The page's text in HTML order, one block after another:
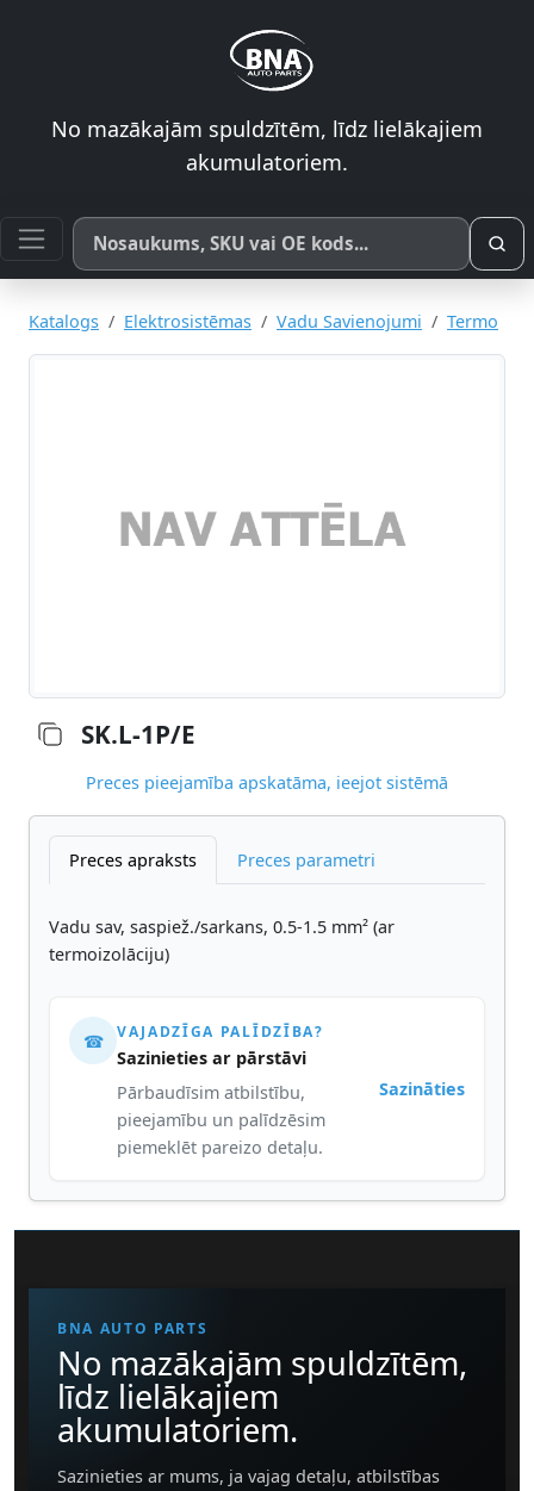
No mazākajām spuldzītēm, līdz lielākajiem
akumulatoriem.
Meklēt pēc produkta nosaukuma, SKU vai OE koda
Katalogs Elektrosistēmas Vadu Savienojumi Termo
SK.L-1P/E
Preces pieejamība apskatāma, ieejot sistēmā
Preces apraksts Preces parametri
Vadu sav, saspiež./sarkans, 0.5-1.5 mm² (ar
termoizolāciju)
☎ VAJADZĪGA PALĪDZĪBA?
Sazinieties ar pārstāvi
Pārbaudīsim atbilstību,
pieejamību un palīdzēsim
piemeklēt pareizo detaļu.
Sazināties
BNA AUTO PARTS
No mazākajām spuldzītēm,
līdz lielākajiem
akumulatoriem.
Sazinieties ar mums, ja vajag detaļu, atbilstības